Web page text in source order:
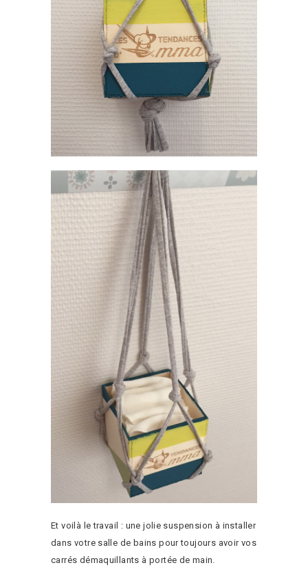
Et voilà le travail : une jolie suspension à installer
dans votre salle de bains pour toujours avoir vos
carrés démaquillants à portée de main.